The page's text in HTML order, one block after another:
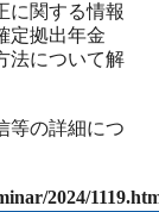
に関する情報
定拠出年金
法について解
等の詳細につ
2024/